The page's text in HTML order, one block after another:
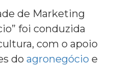
de Marketing
foi conduzida
com o apoio
do agronegócio e